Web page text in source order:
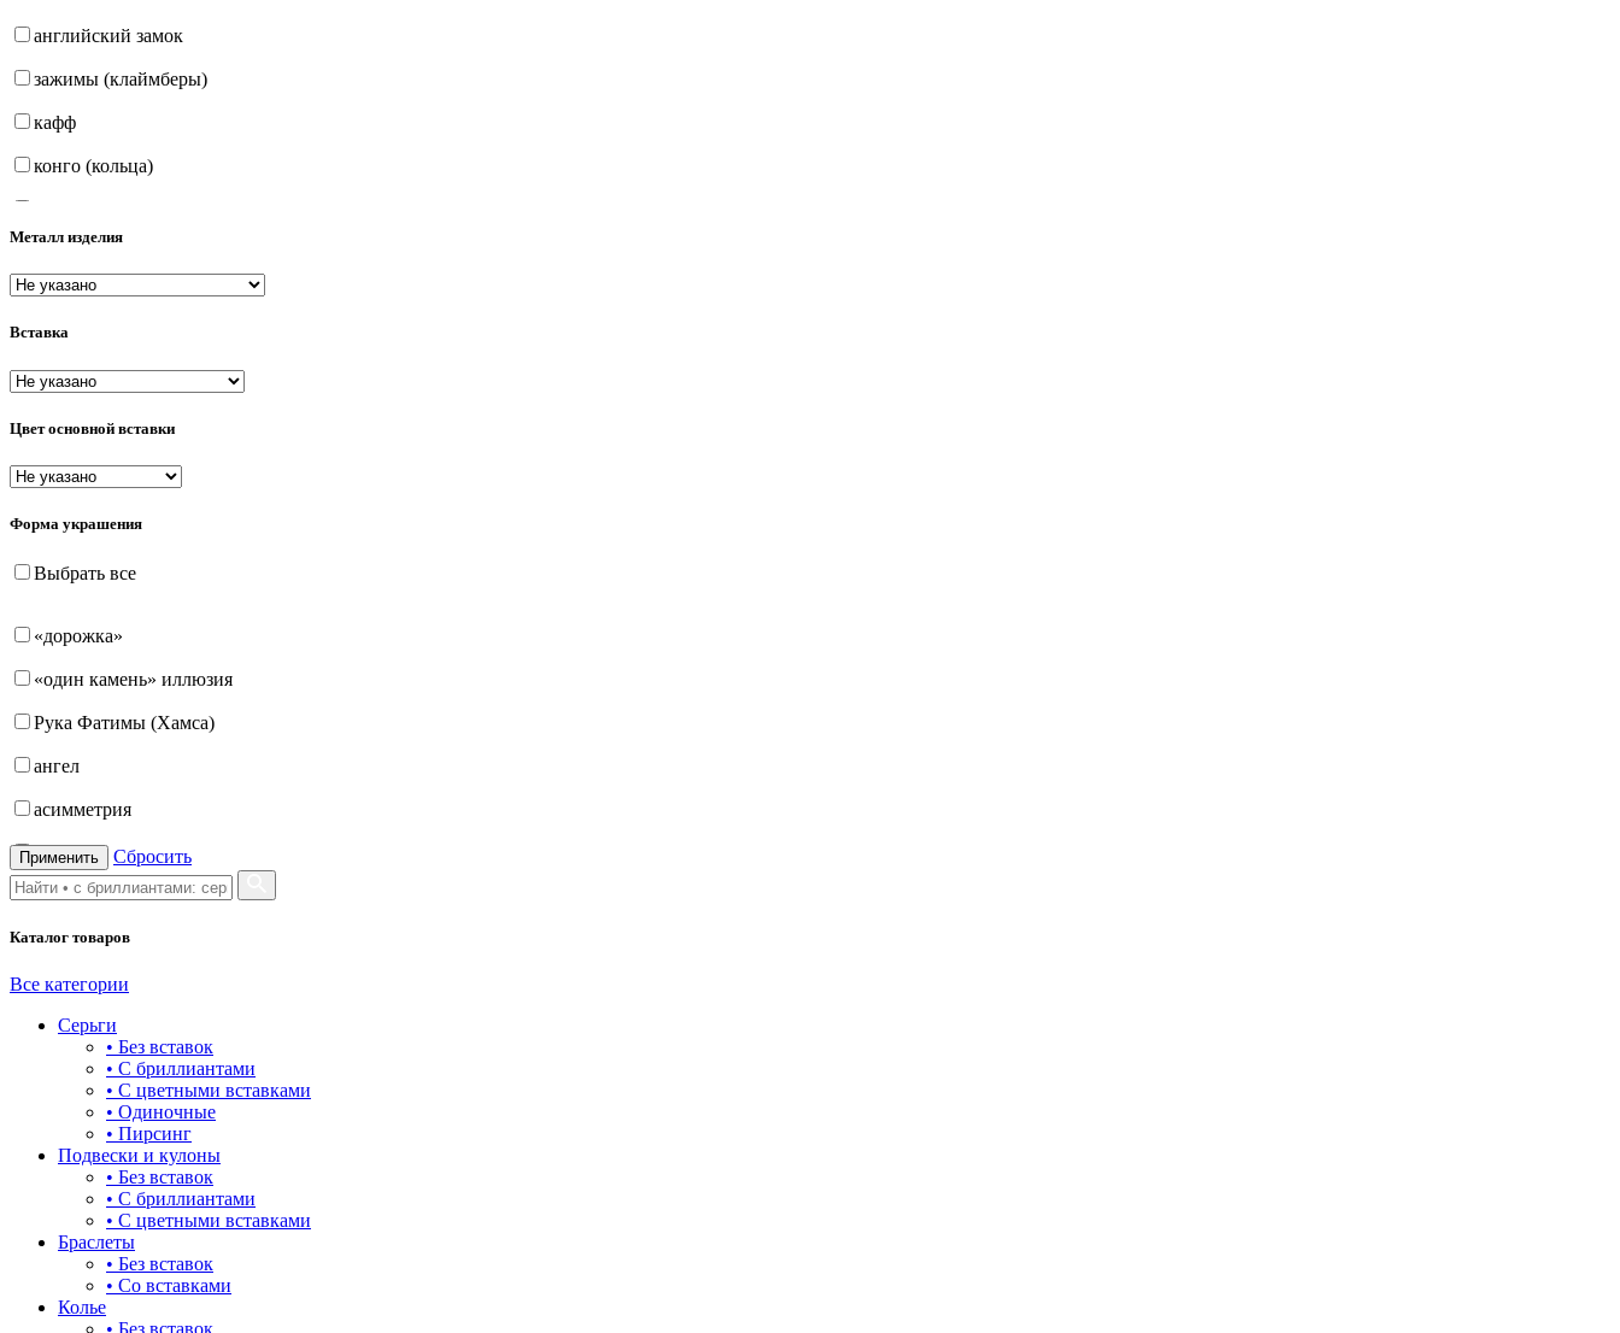
английский замок
зажимы (клаймберы)
кафф
конго (кольца)
пусеты (гвоздики)
Металл изделия
Вставка
Цвет основной вставки
Форма украшения
Выбрать все
«дорожка»
«один камень» иллюзия
Рука Фатимы (Хамса)
ангел
асимметрия
бабочка
бантик
башня
бесконечность
буквы
булавка
гвоздь
деревья
длинные
для мам
Применить Сбросить
Каталог товаров
Все категории
Серьги
• Без вставок
• С бриллиантами
• С цветными вставками
• Одиночные
• Пирсинг
Подвески и кулоны
• Без вставок
• С бриллиантами
• С цветными вставками
Браслеты
• Без вставок
• Со вставками
Колье
• Без вставок